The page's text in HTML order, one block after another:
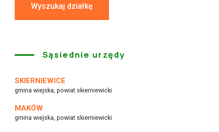
Wyszukaj działkę
Sąsiednie urzędy
SKIERNIEWICE
gmina wiejska, powiat skierniewicki
MAKÓW
gmina wiejska, powiat skierniewicki